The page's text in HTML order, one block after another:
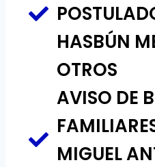
HASBÚN
OTROS
AVISO DE
MIGUEL